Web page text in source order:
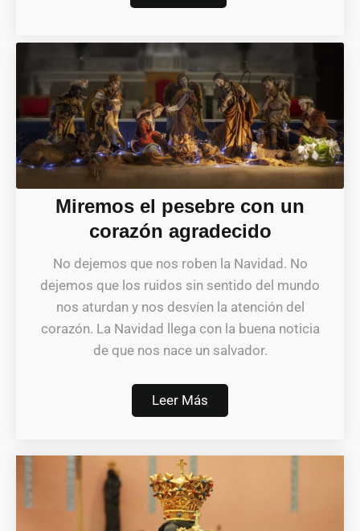
Miremos el pesebre con un
corazón agradecido
No dejemos que nos roben la Navidad. No
dejemos que los ruidos sin sentido del mundo
nos aturdan y nos desvíen la atención del
corazón. La Navidad llega con la buena noticia
de que nos nace un salvador.
Leer Más